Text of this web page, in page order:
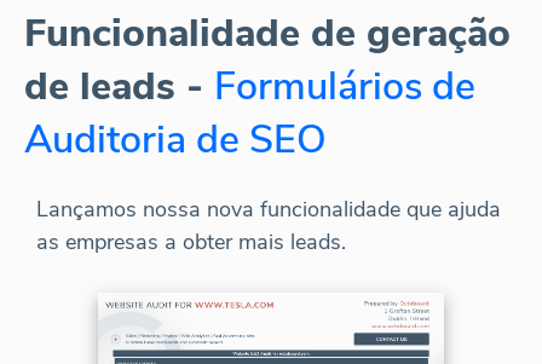
Funcionalidade de geração
de leads - Formulários de
Auditoria de SEO
Lançamos nossa nova funcionalidade que ajuda
as empresas a obter mais leads.